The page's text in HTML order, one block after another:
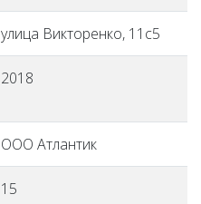
улица Викторенко, 11с5
2018
ООО Атлантик
15